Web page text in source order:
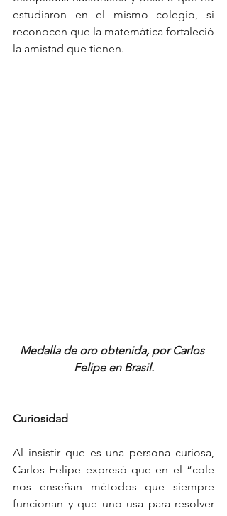
estudiaron en el mismo colegio, si
reconocen que la matemática fortaleció
la amistad que tienen.
Medalla de oro obtenida, por Carlos
Felipe en Brasil.
Curiosidad
Al insistir que es una persona curiosa,
Carlos Felipe expresó que en el “cole
nos enseñan métodos que siempre
funcionan y que uno usa para resolver